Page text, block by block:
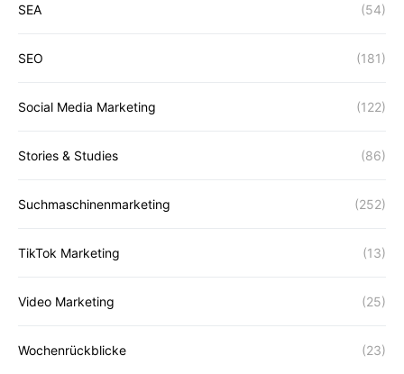
SEA (54)
SEO (181)
Social Media Marketing (122)
Stories & Studies (86)
Suchmaschinenmarketing (252)
TikTok Marketing (13)
Video Marketing (25)
Wochenrückblicke (23)